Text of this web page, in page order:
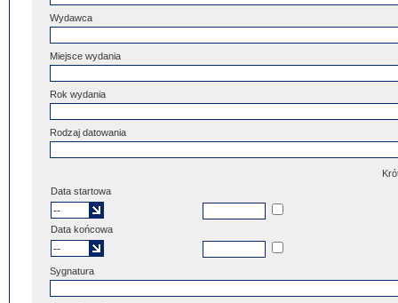
Wydawca
Miejsce wydania
Rok wydania
Rodzaj datowania
Data startowa
Data końcowa
Sygnatura